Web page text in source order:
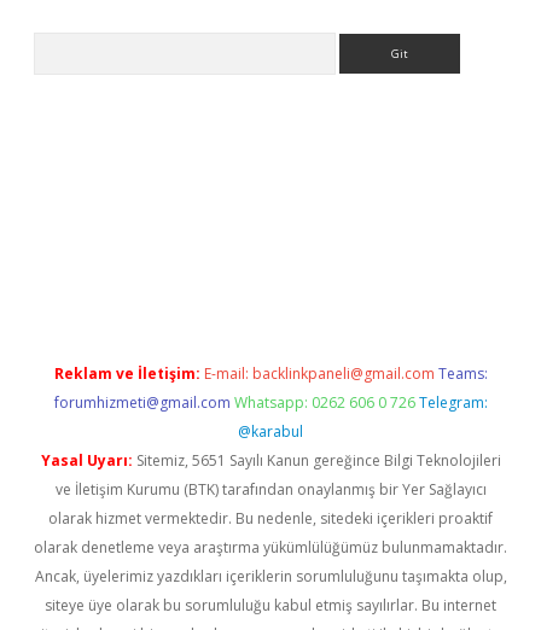
Reklam ve İletişim: E-mail: backlinkpaneli@gmail.com Teams:
forumhizmeti@gmail.com Whatsapp: 0262 606 0 726 Telegram:
@karabul
Yasal Uyarı: Sitemiz, 5651 Sayılı Kanun gereğince Bilgi Teknolojileri
ve İletişim Kurumu (BTK) tarafından onaylanmış bir Yer Sağlayıcı
olarak hizmet vermektedir. Bu nedenle, sitedeki içerikleri proaktif
olarak denetleme veya araştırma yükümlülüğümüz bulunmamaktadır.
Ancak, üyelerimiz yazdıkları içeriklerin sorumluluğunu taşımakta olup,
siteye üye olarak bu sorumluluğu kabul etmiş sayılırlar. Bu internet